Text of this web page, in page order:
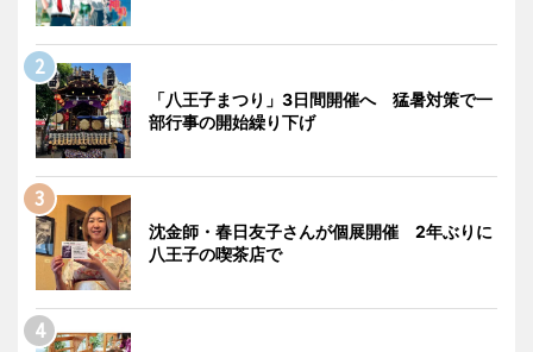
「八王子まつり」3日間開催へ 猛暑対策で一
部行事の開始繰り下げ
沈金師・春日友子さんが個展開催 2年ぶりに
八王子の喫茶店で